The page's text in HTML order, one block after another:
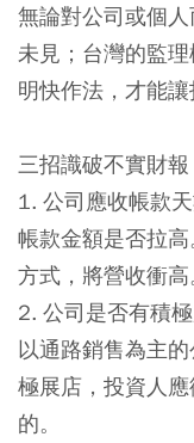
無論對公司或個
未見；台灣的監
明快作法，才能讓
三招識破不實財報
1. 公司應收帳款
帳款金額是否拉
方式，將營收衝高
2. 公司是否有積
以通路銷售為主
極展店，投資人
的。